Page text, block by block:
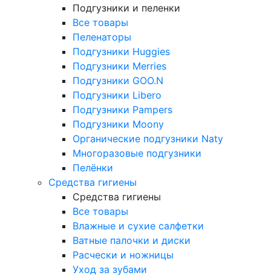
Подгузники и пеленки
Все товары
Пеленаторы
Подгузники Huggies
Подгузники Merries
Подгузники GOO.N
Подгузники Libero
Подгузники Pampers
Подгузники Moony
Органические подгузники Naty
Многоразовые подгузники
Пелёнки
Средства гигиены
Средства гигиены
Все товары
Влажные и сухие салфетки
Ватные палочки и диски
Расчески и ножницы
Уход за зубами